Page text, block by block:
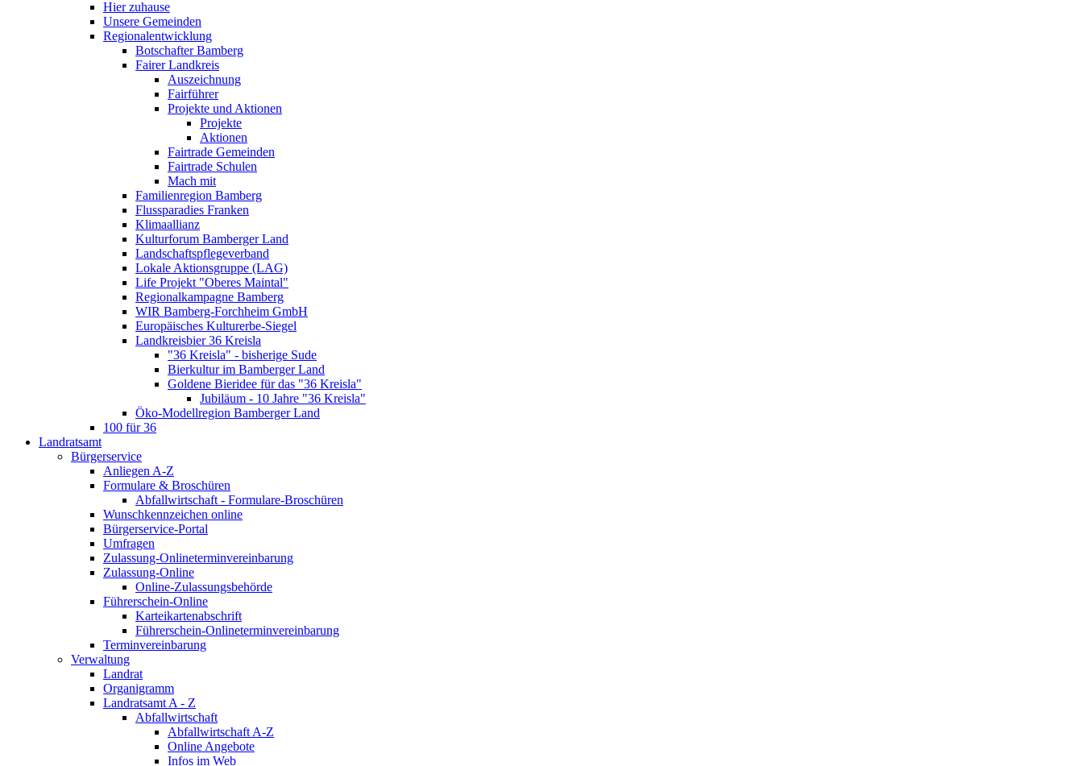
Hier zuhause
Unsere Gemeinden
Regionalentwicklung
Botschafter Bamberg
Fairer Landkreis
Auszeichnung
Fairführer
Projekte und Aktionen
Projekte
Aktionen
Fairtrade Gemeinden
Fairtrade Schulen
Mach mit
Familienregion Bamberg
Flussparadies Franken
Klimaallianz
Kulturforum Bamberger Land
Landschaftspflegeverband
Lokale Aktionsgruppe (LAG)
Life Projekt "Oberes Maintal"
Regionalkampagne Bamberg
WIR Bamberg-Forchheim GmbH
Europäisches Kulturerbe-Siegel
Landkreisbier 36 Kreisla
"36 Kreisla" - bisherige Sude
Bierkultur im Bamberger Land
Goldene Bieridee für das "36 Kreisla"
Jubiläum - 10 Jahre "36 Kreisla"
Öko-Modellregion Bamberger Land
100 für 36
Landratsamt
Bürgerservice
Anliegen A-Z
Formulare & Broschüren
Abfallwirtschaft - Formulare-Broschüren
Wunschkennzeichen online
Bürgerservice-Portal
Umfragen
Zulassung-Onlineterminvereinbarung
Zulassung-Online
Online-Zulassungsbehörde
Führerschein-Online
Karteikartenabschrift
Führerschein-Onlineterminvereinbarung
Terminvereinbarung
Verwaltung
Landrat
Organigramm
Landratsamt A - Z
Abfallwirtschaft
Abfallwirtschaft A-Z
Online Angebote
Infos im Web